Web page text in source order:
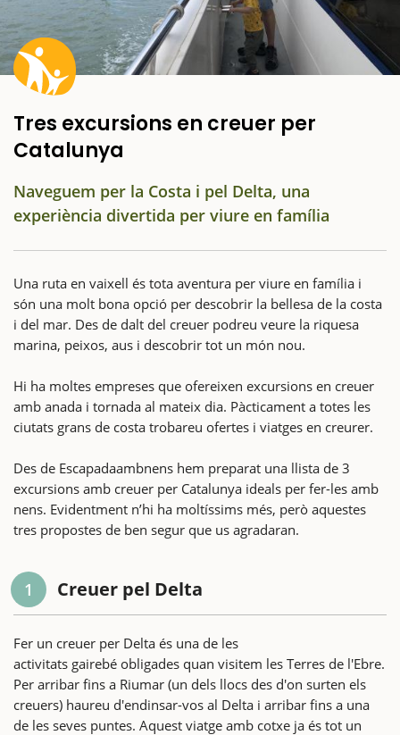
Tres excursions en creuer per
Catalunya
Naveguem per la Costa i pel Delta, una
experiència divertida per viure en família
Una ruta en vaixell és tota aventura per viure en família i
són una molt bona opció per descobrir la bellesa de la costa
i del mar. Des de dalt del creuer podreu veure la riquesa
marina, peixos, aus i descobrir tot un món nou.
Hi ha moltes empreses que ofereixen excursions en creuer
amb anada i tornada al mateix dia. Pàcticament a totes les
ciutats grans de costa trobareu ofertes i viatges en creurer.
Des de Escapadaambnens hem preparat una llista de 3
excursions amb creuer per Catalunya ideals per fer-les amb
nens. Evidentment n’hi ha moltíssims més, però aquestes
tres propostes de ben segur que us agradaran.
1 Creuer pel Delta
Fer un creuer per Delta és una de les
activitats gairebé obligades quan visitem les Terres de l'Ebre.
Per arribar fins a Riumar (un dels llocs des d'on surten els
creuers) haureu d'endinsar-vos al Delta i arribar fins a una
de les seves puntes. Aquest viatge amb cotxe ja és tot un